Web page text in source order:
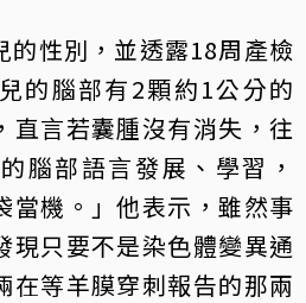
的性別，並透露18周產檢
的腦部有2顆約1公分的
直言若囊腫沒有消失，往
腦部語言發展、學習，
當機。」他表示，雖然事
現只要不是染色體變異通
在等羊膜穿刺報告的那兩